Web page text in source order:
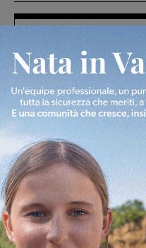
Un anno fa la
Gianni, Giulia e
processo, lo stop ai
Cronaca 3 Agosto 2026
Scomparso da una
Fiorentino l’uomo
Levane nel 2020
Cronaca 5 Agosto 2026
Continuano le
Prefettura: “In caso
il 112”